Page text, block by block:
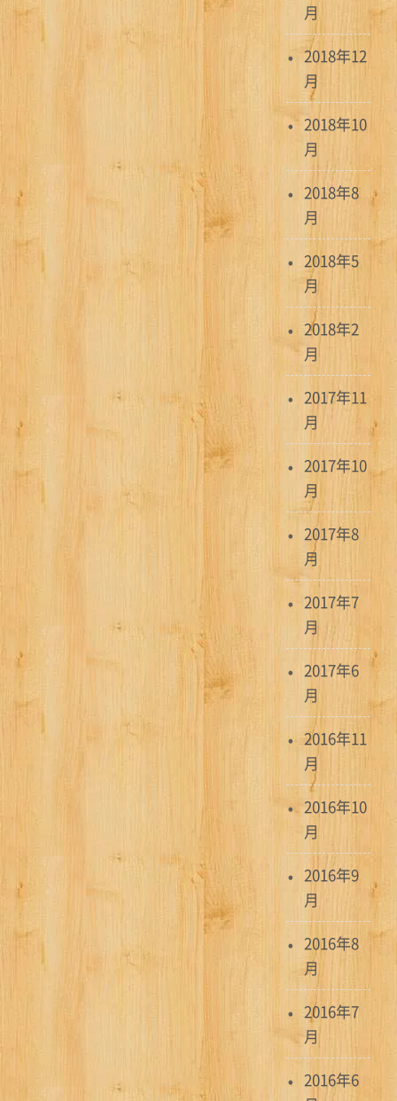
月
2018年12
月
2018年10
月
2018年8
月
2018年5
月
2018年2
月
2017年11
月
2017年10
月
2017年8
月
2017年7
月
2017年6
月
2016年11
月
2016年10
月
2016年9
月
2016年8
月
2016年7
月
2016年6